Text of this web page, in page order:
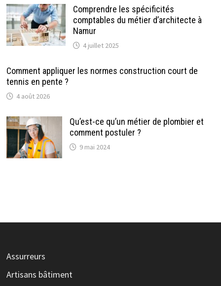
Comprendre les spécificités
comptables du métier d’architecte à
Namur
4 juillet 2025
Comment appliquer les normes construction court de
tennis en pente ?
4 août 2026
Qu’est-ce qu’un métier de plombier et
comment postuler ?
9 mai 2024
Assurreurs
Artisans bâtiment